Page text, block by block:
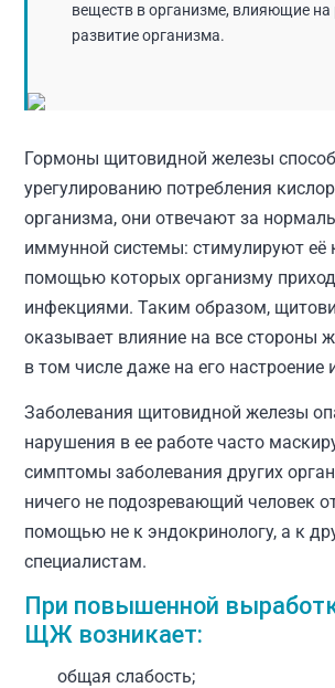
веществ в организме, влияющие на
развитие организма.
Гормоны щитовидной железы
урегулированию потребления
организма, они отвечают за
иммунной системы: стимулируют её
помощью которых организму
инфекциями. Таким образом,
оказывает влияние на все стороны
в том числе даже на его настроение
Заболевания щитовидной железы
нарушения в ее работе часто
симптомы заболевания других
ничего не подозревающий человек
помощью не к эндокринологу, а к
специалистам.
При повышенной
ЩЖ возникает:
общая слабость;